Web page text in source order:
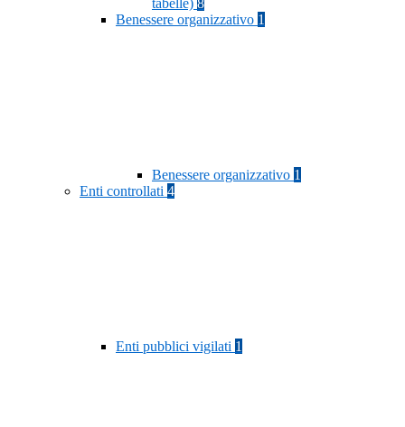
tabelle) 8
Benessere organizzativo 1
Benessere organizzativo 1
Enti controllati 4
Enti pubblici vigilati 1